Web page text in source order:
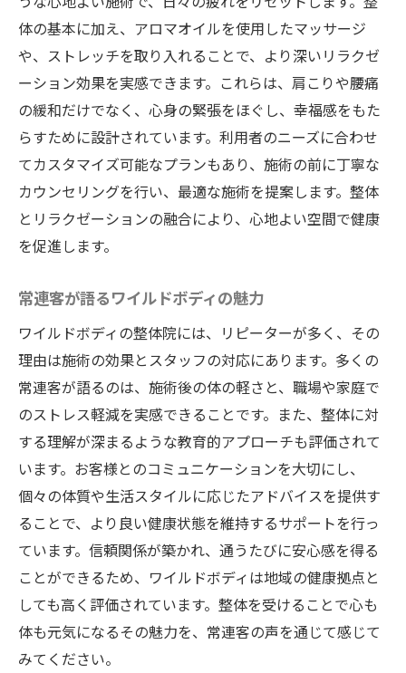
体の基本に加え、アロマオイルを使用したマッサージ
や、ストレッチを取り入れることで、より深いリラクゼ
ーション効果を実感できます。これらは、肩こりや腰痛
の緩和だけでなく、心身の緊張をほぐし、幸福感をもた
らすために設計されています。利用者のニーズに合わせ
てカスタマイズ可能なプランもあり、施術の前に丁寧な
カウンセリングを行い、最適な施術を提案します。整体
とリラクゼーションの融合により、心地よい空間で健康
を促進します。
常連客が語るワイルドボディの魅力
ワイルドボディの整体院には、リピーターが多く、その
理由は施術の効果とスタッフの対応にあります。多くの
常連客が語るのは、施術後の体の軽さと、職場や家庭で
のストレス軽減を実感できることです。また、整体に対
する理解が深まるような教育的アプローチも評価されて
います。お客様とのコミュニケーションを大切にし、
個々の体質や生活スタイルに応じたアドバイスを提供す
ることで、より良い健康状態を維持するサポートを行っ
ています。信頼関係が築かれ、通うたびに安心感を得る
ことができるため、ワイルドボディは地域の健康拠点と
しても高く評価されています。整体を受けることで心も
体も元気になるその魅力を、常連客の声を通じて感じて
みてください。